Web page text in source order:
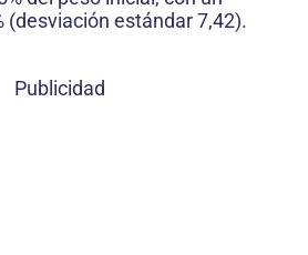
(desviación estándar 7,42).
Publicidad